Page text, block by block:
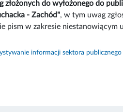
złożonych do wyłożonego do
- Zachód", w tym uwag
pism w zakresie niestanowiącym
informacji sektora